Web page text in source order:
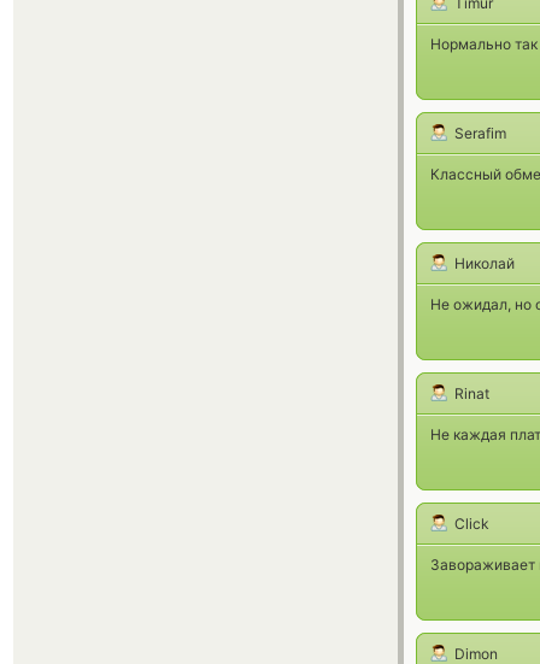
Нормально
Serafim
Классный
Николай
Не ожидал, но
Rinat
Не каждая
Click
Завораживает
Dimon